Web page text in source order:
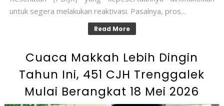
untuk segera melakukan reaktivasi. Pasalnya, pros...
Read More
Cuaca Makkah Lebih Dingin
Tahun Ini, 451 CJH Trenggalek
Mulai Berangkat 18 Mei 2026